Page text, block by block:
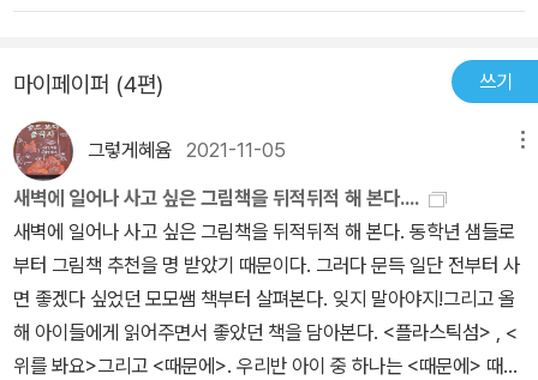
는 그토록 꿈꾸던 해변가에서도 키오스크를 벗어나지 않습니다.저에
모임... 이것들을 벗어나서 살 수 없다는 걸 깨닫습니다.올가가 키오스
크를 벗어나지 않고 석양을 즐기는 것처럼, 아무리 황홀한 것을 경험
한다고 해도 가족 없이 하고 싶지는 않네요.2. 어떤 사람은 현실을 살
지만, 늘 현실 밖에 있습니다.현실이 싫거나 지루한 건 아니지만, 늘
자기에게 없는 것에 관심을 둡니다.올가는 바다를 꿈꾸었고, 기상천
외한 방법이기는 하지만 꿈을 이루었습니다.하지만 키오스크에서 석
양을 바라보면서도 또 다른 곳을 꿈꿉니다.다음번엔 산으로 갈 것 같
네요.그땐 키오스크를 들고 가지는 못할 듯합니다.산자락에 자리를
잡을 수도 있겠지만요.늘 새로운 것을 꿈꾸는 삶은 어찌 보면 뜬구름
마이페이퍼 (4편) 쓰기
그렇게혜윰 2021-11-05
새벽에 일어나 사고 싶은 그림책을 뒤적뒤적 해 본다....
새벽에 일어나 사고 싶은 그림책을 뒤적뒤적 해 본다. 동학년 샘들로
부터 그림책 추천을 명 받았기 때문이다. 그러다 문득 일단 전부터 사
면 좋겠다 싶었던 모모쌤 책부터 살펴본다. 잊지 말아야지!그리고 올
해 아이들에게 읽어주면서 좋았던 책을 담아본다. <플라스틱섬> , <
위를 봐요>그리고 <때문에>. 우리반 아이 중 하나는 <때문에> 때문